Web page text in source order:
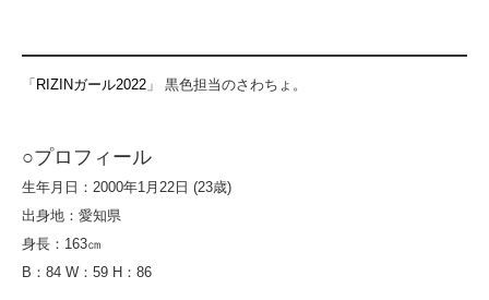
「 RIZINガール2022 」 黒色担当のさわちょ。
○プロフィール
生年月日：2000年1月22日 (23歳)
出身地：愛知県
身長：163㎝
B：84 W：59 H：86